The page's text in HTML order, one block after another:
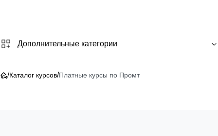
Дополнительные категории
/Каталог курсов/Платные курсы по Промт